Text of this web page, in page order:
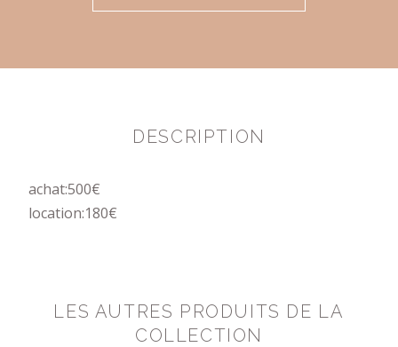
DESCRIPTION
achat:500€
location:180€
LES AUTRES PRODUITS DE LA
COLLECTION